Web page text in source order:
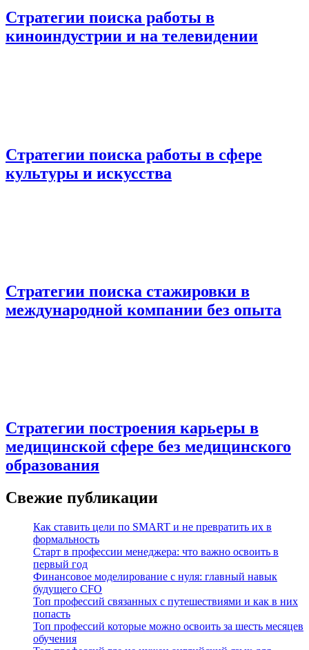
Стратегии поиска работы в
киноиндустрии и на телевидении
Стратегии поиска работы в сфере
культуры и искусства
Стратегии поиска стажировки в
международной компании без опыта
Стратегии построения карьеры в
медицинской сфере без медицинского
образования
Свежие публикации
Как ставить цели по SMART и не превратить их в
формальность
Старт в профессии менеджера: что важно освоить в
первый год
Финансовое моделирование с нуля: главный навык
будущего CFO
Топ профессий связанных с путешествиями и как в них
попасть
Топ профессий которые можно освоить за шесть месяцев
обучения